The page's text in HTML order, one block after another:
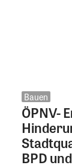
Bauen
ÖPNV-
BPD